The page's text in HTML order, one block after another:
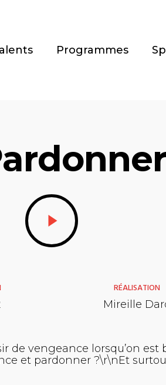
Programmes
RÉALISATION
Mireille
de vengeance lorsqu’on est
et pardonner ?\r\nEt